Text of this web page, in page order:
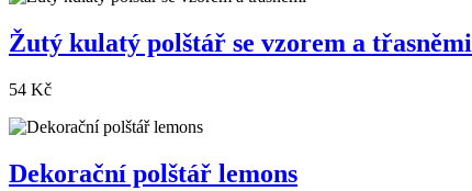
Žutý kulatý polštář se vzorem a třasněmi
54 Kč
Dekorační polštář lemons